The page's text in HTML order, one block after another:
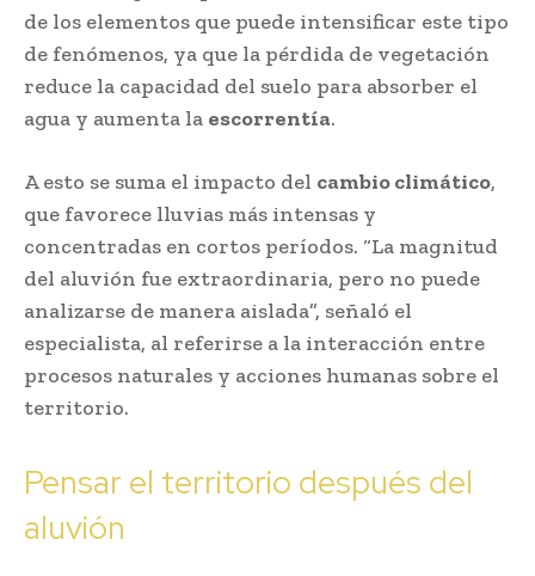
de los elementos que puede intensificar este tipo
de fenómenos, ya que la pérdida de vegetación
reduce la capacidad del suelo para absorber el
agua y aumenta la escorrentía.
A esto se suma el impacto del cambio climático,
que favorece lluvias más intensas y
concentradas en cortos períodos. “La magnitud
del aluvión fue extraordinaria, pero no puede
analizarse de manera aislada”, señaló el
especialista, al referirse a la interacción entre
procesos naturales y acciones humanas sobre el
territorio.
Pensar el territorio después del
aluvión